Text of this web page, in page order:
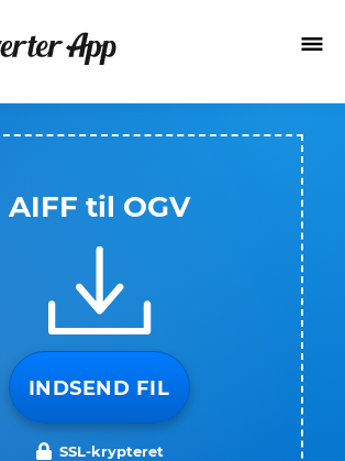
AIFF til OGV
INDSEND FIL
SSL-krypteret